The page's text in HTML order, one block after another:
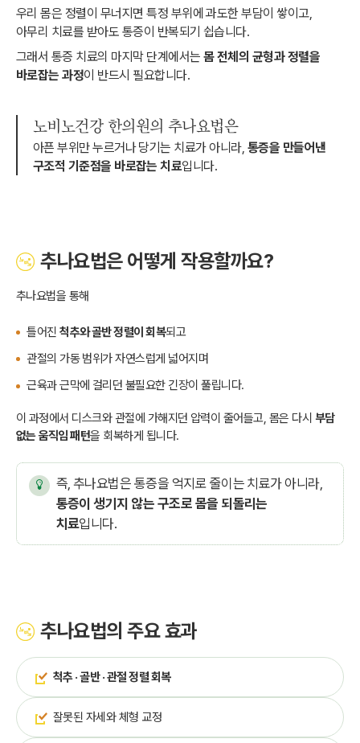
우리 몸은 정렬이 무너지면 특정 부위에 과도한 부담이 쌓이고,
아무리 치료를 받아도 통증이 반복되기 쉽습니다.
그래서 통증 치료의 마지막 단계에서는 몸 전체의 균형과 정렬을
바로잡는 과정이 반드시 필요합니다.
노비노건강 한의원의 추나요법은
아픈 부위만 누르거나 당기는 치료가 아니라, 통증을 만들어낸
구조적 기준점을 바로잡는 치료입니다.
추나요법은 어떻게 작용할까요?
추나요법을 통해
틀어진척추와 골반 정렬이 회복되고
관절의 가동 범위가 자연스럽게 넓어지며
근육과 근막에 걸리던 불필요한 긴장이 풀립니다.
이 과정에서 디스크와 관절에 가해지던 압력이 줄어들고, 몸은 다시 부담
없는 움직임 패턴을 회복하게 됩니다.
즉, 추나요법은 통증을 억지로 줄이는 치료가 아니라,
통증이 생기지 않는 구조로 몸을 되돌리는
치료입니다.
추나요법의 주요 효과
척추 · 골반 · 관절 정렬 회복
잘못된 자세와 체형 교정